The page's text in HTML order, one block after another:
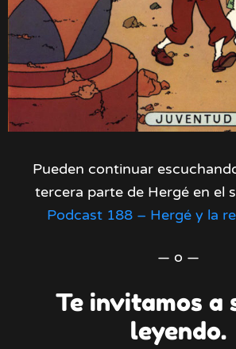
Pueden continuar
tercera parte de Hergé en el
Podcast 188 – Hergé y la
— o —
Te invitamos a
leyendo.